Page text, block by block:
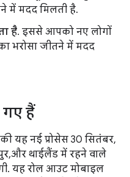
में मदद मिलती है.
है. इससे आपको नए लोगों
भरोसा जीतने में मदद
गए हैं
यह नई प्रोसेस 30 सितंबर,
और थाईलैंड में रहने वाले
यह रोल आउट मोबाइल